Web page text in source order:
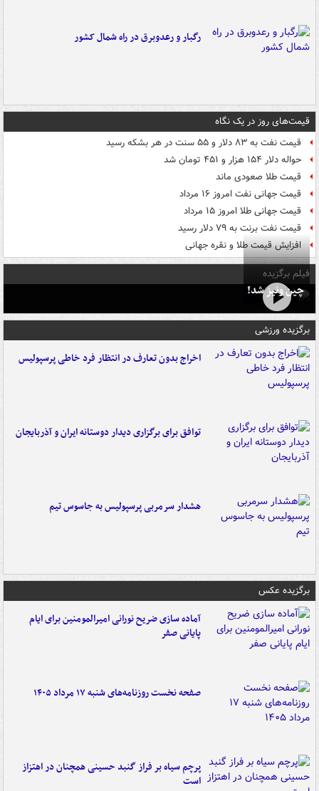
رگبار و رعدوبرق در راه شمال کشور
قیمت‌های روز در یک نگاه
قیمت نفت به ۸۳ دلار و ۵۵ سنت در هر بشکه رسید
حواله دلار ۱۵۴ هزار و ۴۵۱ تومان شد
قیمت طلا صعودی ماند
قیمت جهانی نفت امروز ۱۶ مرداد
قیمت جهانی طلا امروز ۱۵ مرداد
قیمت نفت برنت به ۷۹ دلار رسید
افزایش قیمت طلا و نقره جهانی
فیلم برگزیده
چین ونیز شد!
برگزیده ورزشی
اخراج بدون تعارف در انتظار فرد خاطی پرسپولیس
توافق برای برگزاری دیدار دوستانه ایران و آذربایجان
هشدار سرمربی پرسپولیس به جاسوس تیم
برگزیده عکس
آماده سازی ضریح نورانی امیرالمومنین برای ایام
پایانی صفر
صفحه نخست روزنامه‌های شنبه ۱۷ مرداد ۱۴۰۵
پرچم سیاه بر فراز گنبد حسینی همچنان در اهتزاز
است